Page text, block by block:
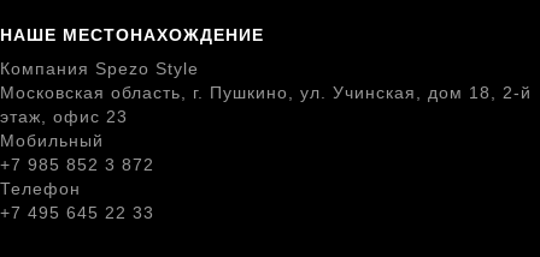
НАШЕ МЕСТОНАХОЖДЕНИЕ
Компания Spezo Style
Московская область, г. Пушкино, ул. Учинская, дом 18, 2-й
этаж, офис 23
Мобильный
+7 985 852 3 872
Телефон
+7 495 645 22 33